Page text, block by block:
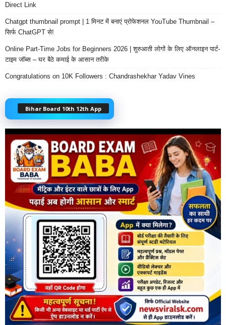
Direct Link
Chatgpt thumbnail prompt | 1 मिनट में बनाएं प्रोफेशनल YouTube Thumbnail –
सिर्फ ChatGPT से!
Online Part-Time Jobs for Beginners 2026 | शुरुआती लोगों के लिए ऑनलाइन पार्ट-
टाइम जॉब्स – घर बैठे कमाई के आसान तरीके
Congratulations on 10K Followers : Chandrashekhar Yadav Vines
Bihar Board 10th 12th App